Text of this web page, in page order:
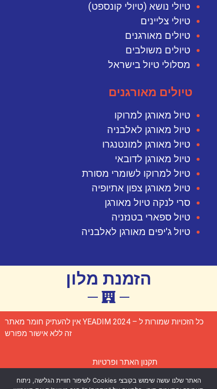
טיולי נושא (טיולי קונספט)
טיולי צליינים
טיולים מאורגנים
טיולים משולבים
מסלולי טיול בישראל
טיולים מאורגנים
טיול מאורגן למרוקו
טיול מאורגן לאלבניה
טיול מאורגן למונטנגרו
טיול מאורגן לדובאי
טיול למרוקו לשומרי מסורת
טיול מאורגן צפון אתיופיה
סרי לנקה טיול מאורגן
טיול ספארי בטנזניה
טיול ג'יפים מאורגן לאלבניה
הזמנת מלון
כל הזכויות שמורות ל – YEADIM 2024 אין להעתיק חומר מאתר
זה ללא אישור מפורש
תקנון האתר ופרטיות
הצהרת נגישות
האתר שלנו עושה שימוש בקובצי Cookies לשיפור חוויית הגלישה, ניתוח